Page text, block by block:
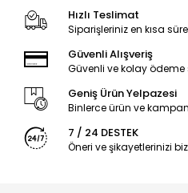
Hızlı Teslimat
Siparişleriniz en kısa
Güvenli Alışveriş
Güvenli ve kolay ödeme
Geniş Ürün Yelpazesi
Binlerce ürün ve
7 / 24 DESTEK
Öneri ve şikayetlerinizi